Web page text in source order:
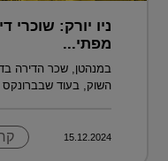
ניו יורק: שוכרי
מפתי...
במנהטן, שכר הדירה
השוק, בעוד שבברונקס הפער
15.12.2024